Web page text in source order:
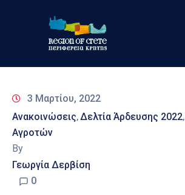
Περιφέρεια
&
Δράσεις
Ψηφιακές
Υπηρεσίες
3 Μαρτίου, 2022
Ανακοινώσεις‚Δελτία Άρδευσης 2022‚
Αγροτών
By
Γεωργία Δερβίση
0